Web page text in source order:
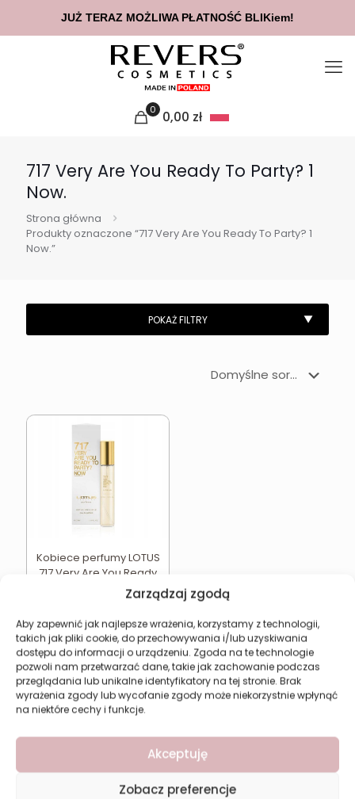
Zarządzaj zgodą
Aby zapewnić jak najlepsze wrażenia, korzystamy z technologii,
takich jak pliki cookie, do przechowywania i/lub uzyskiwania
dostępu do informacji o urządzeniu. Zgoda na te technologie
pozwoli nam przetwarzać dane, takie jak zachowanie podczas
przeglądania lub unikalne identyfikatory na tej stronie. Brak
wyrażenia zgody lub wycofanie zgody może niekorzystnie wpłynąć
na niektóre cechy i funkcje.
Akceptuję
Zobacz preferencje
0 0,00 zł
717 Very Are You Ready To Party? 1
Now.
Strona główna
Produkty oznaczone “717 Very Are You Ready To Party? 1
Now.”
Kobiece perfumy LOTUS
717 Very Are You Ready
To Party? Now
Dodaj do koszyka
Revers Cosmetics
Nasz marki
JUŻ TERAZ MOŻLIWA PŁATNOŚĆ BLIKiem!